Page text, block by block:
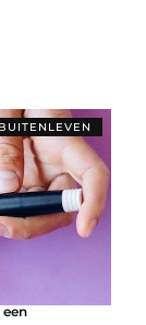
een